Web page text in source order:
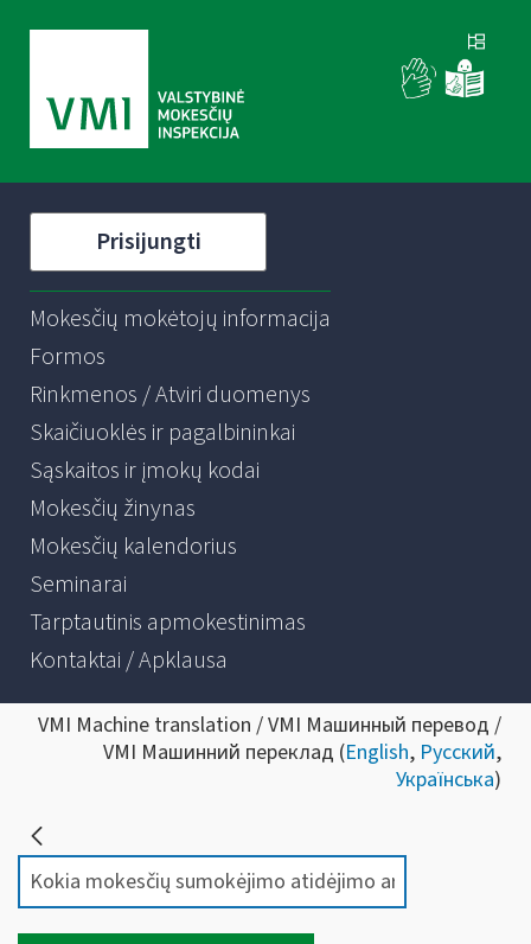
Prisijungti
Mokesčių mokėtojų informacija
Formos
Rinkmenos / Atviri duomenys
Skaičiuoklės ir pagalbininkai
Sąskaitos ir įmokų kodai
Mokesčių žinynas
Mokesčių kalendorius
Seminarai
Tarptautinis apmokestinimas
Kontaktai / Apklausa
VMI Machine translation / VMI Машинный перевод /
VMI Машинний переклад (English, Русский,
Українська)